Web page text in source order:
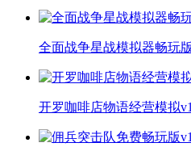
全面战争星战模拟器畅玩
开罗咖啡店物语经营模拟